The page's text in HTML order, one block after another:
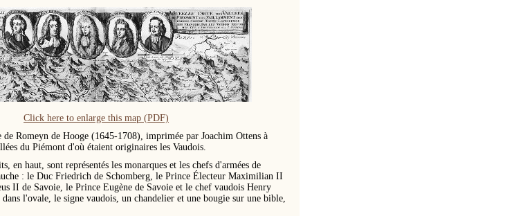
Click here to enlarge this map (PDF)
Romeyn de Hooge (1645-1708), imprimée par Joachim Ottens à
du Piémont d'où étaient originaires les Vaudois.
en haut, sont représentés les monarques et les chefs d'armées de
: le Duc Friedrich de Schomberg, le Prince Électeur Maximilian II
II de Savoie, le Prince Eugène de Savoie et le chef vaudois Henry
l'ovale, le signe vaudois, un chandelier et une bougie sur une bible,